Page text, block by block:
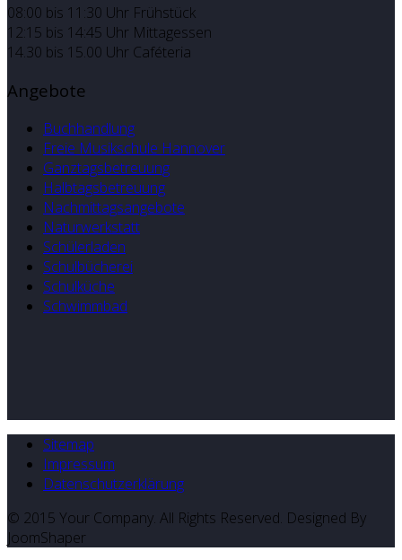
08:00 bis 11:30 Uhr Frühstück
12:15 bis 14:45 Uhr Mittagessen
14.30 bis 15.00 Uhr Caféteria
Angebote
Buchhandlung
Freie Musikschule Hannover
Ganztagsbetreuung
Halbtagsbetreuung
Nachmittagsangebote
Naturwerkstatt
Schülerladen
Schulbücherei
Schulküche
Schwimmbad
Sitemap
Impressum
Datenschutzerklärung
© 2015 Your Company. All Rights Reserved. Designed By
JoomShaper